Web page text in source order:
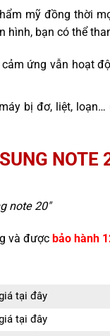
mỹ đồng thời
hình, bạn có thể
ứng vẫn hoạt
bị đơ, liệt,
NOTE
note 20"
và được bảo hành
tại đây
tại đây